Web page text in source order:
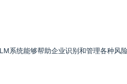
系统能够帮助企业识别和管理各种风